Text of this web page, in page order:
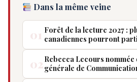
Dans la même veine
Forêt de la lecture 2027 :
canadiennes pourront
Rebecca Lecours
générale de